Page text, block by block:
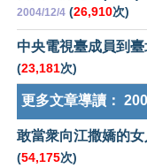
2004/12/4 (26,910次)
中央電視臺成員到
(23,181次)
更多文章導讀：
敢當衆向江撒嬌的
(54,175次)